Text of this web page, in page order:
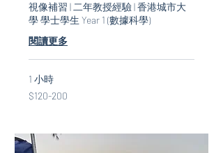
視像補習 | 二年教授經驗 | 香港城市大
學 學士學生 Year 1 (數據科學)
閱讀更多
1 小時
$120-
200
$120-200